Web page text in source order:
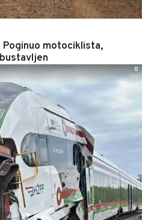
Poginuo motociklista,
0